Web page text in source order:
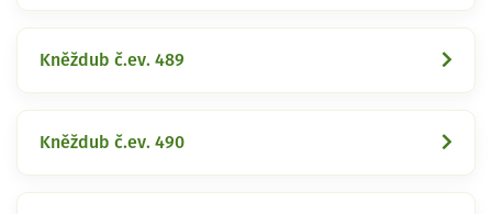
Kněždub č.ev. 489
Kněždub č.ev. 490